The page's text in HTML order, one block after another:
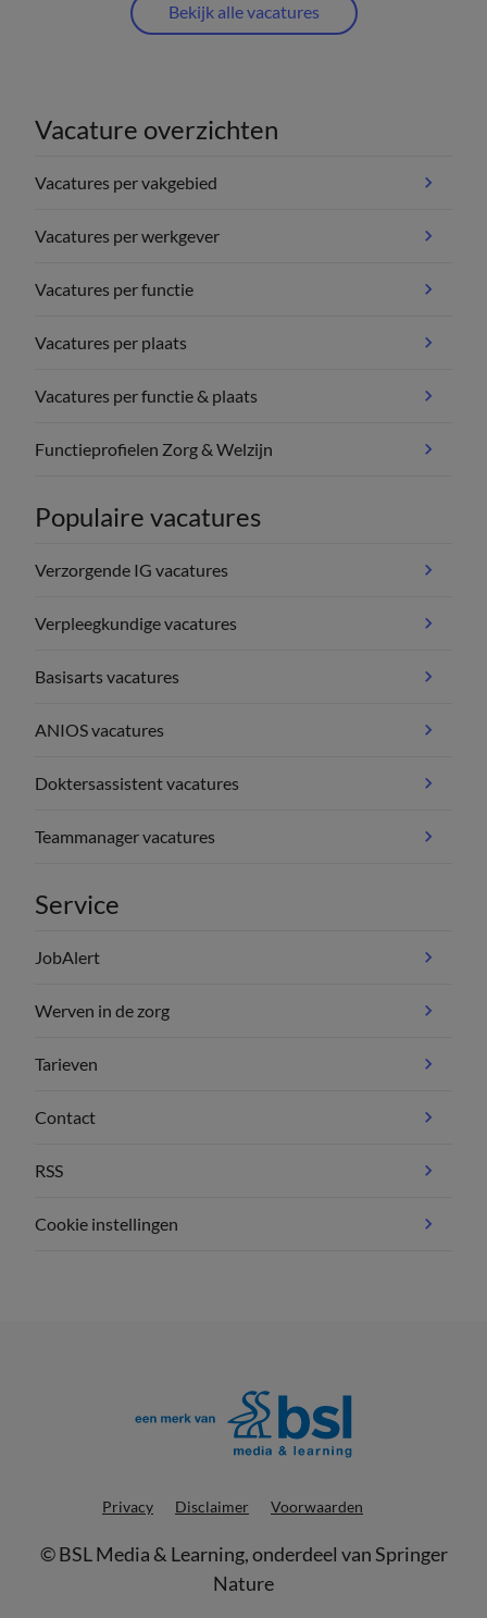
Bekijk alle vacatures
Vacature overzichten
Vacatures per vakgebied
Vacatures per werkgever
Vacatures per functie
Vacatures per plaats
Vacatures per functie & plaats
Functieprofielen Zorg & Welzijn
Populaire vacatures
Verzorgende IG vacatures
Verpleegkundige vacatures
Basisarts vacatures
ANIOS vacatures
Doktersassistent vacatures
Teammanager vacatures
Service
JobAlert
Werven in de zorg
Tarieven
Contact
RSS
Cookie instellingen
Privacy Disclaimer Voorwaarden
©BSL Media & Learning, onderdeel vanSpringer
Nature